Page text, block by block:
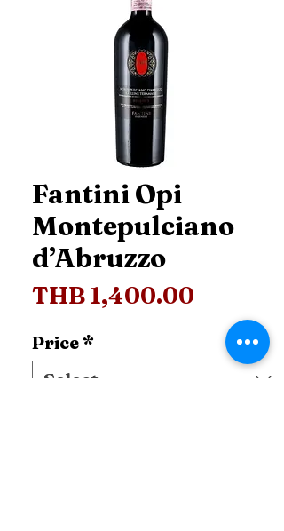
Fantini Opi
Montepulciano
d’Abruzzo
THB 1,400.00
Price *